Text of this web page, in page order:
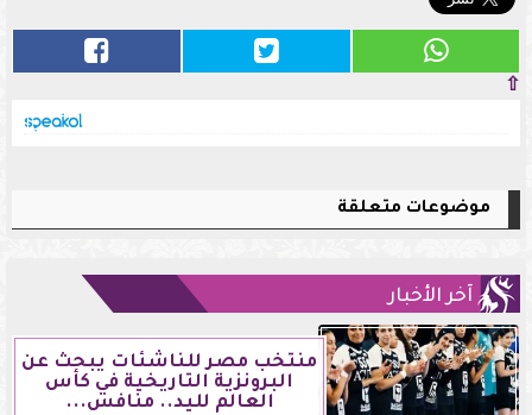
⇧
موضوعات متعلقة
آخر الأخبار
منتخب مصر للناشئات يبحث عن
البرونزية التاريخية في كأس
العالم لليد.. منافس...